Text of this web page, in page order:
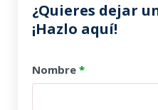
¿Quieres dejar
¡Hazlo aquí!
Nombre *